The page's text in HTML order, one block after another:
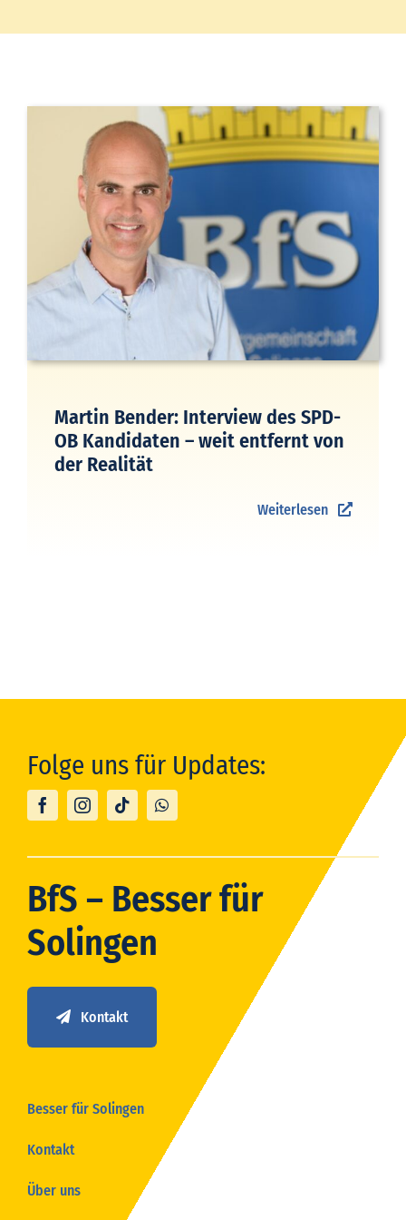
Martin Bender: Interview des SPD-
OB Kandidaten – weit entfernt von
der Realität
Weiterlesen
Folge uns für Updates:
BfS – Besser für
Solingen
Kontakt
Besser für Solingen
Kontakt
Über uns